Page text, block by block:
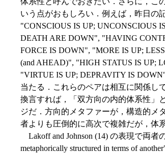
いう点がおもしろい．例えば，昨日の
"CONSCIOUS IS UP; UNCONSCIOUS
DEATH ARE DOWN", "HAVING
FORCE IS DOWN", "MORE IS UP;
(and AHEAD)", "HIGH STATUS IS UP;
"VIRTUE IS UP; DEPRAVITY IS
当たる．これらのペアは相互に関係し
換言すれば，「双方向の内的体系性」
ジだ．方向的メタファーが，構造的メ
者よりも圧倒的に高次で複雑だが，体
Lakoff and Johnson (14) の表現で両者
metaphorically structured in terms of